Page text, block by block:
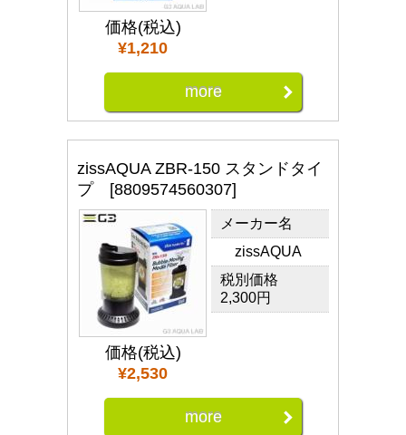
価格(税込)
¥1,210
more
zissAQUA ZBR-150 スタンドタイ
プ [8809574560307]
価格(税込)
¥2,530
メーカー名
zissAQUA
税別価格
2,300円
more